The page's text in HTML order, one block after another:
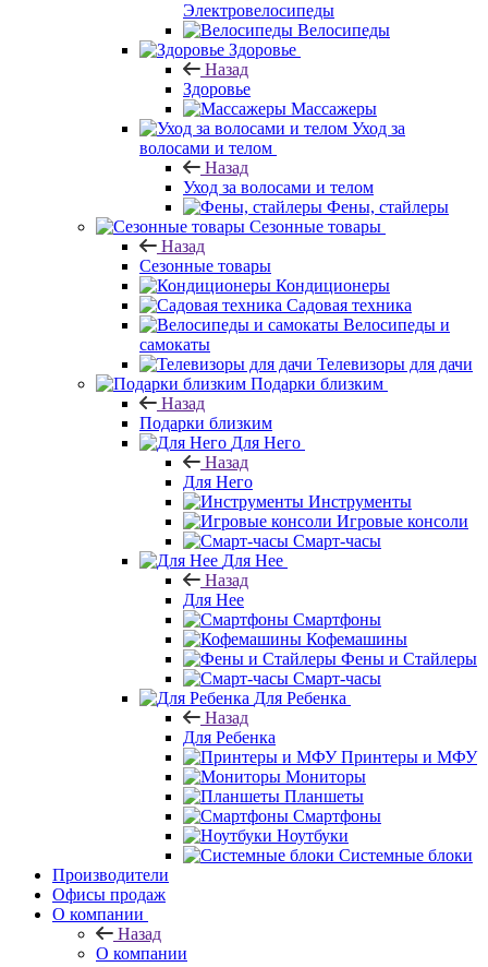
Электровелосипеды
Велосипеды
Здоровье
Назад
Здоровье
Массажеры
Уход за
волосами и телом
Назад
Уход за волосами и телом
Фены, стайлеры
Сезонные товары
Назад
Сезонные товары
Кондиционеры
Садовая техника
Велосипеды и
самокаты
Телевизоры для дачи
Подарки близким
Назад
Подарки близким
Для Него
Назад
Для Него
Инструменты
Игровые консоли
Смарт-часы
Для Нее
Назад
Для Нее
Смартфоны
Кофемашины
Фены и Стайлеры
Смарт-часы
Для Ребенка
Назад
Для Ребенка
Принтеры и МФУ
Мониторы
Планшеты
Смартфоны
Ноутбуки
Системные блоки
Производители
Офисы продаж
О компании
Назад
О компании